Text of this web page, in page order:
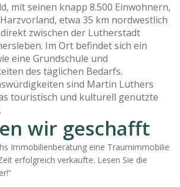
mit seinen knapp 8.500 Einwohnern,
etwa 35 km nordwestlich
direkt zwischen der Lutherstadt
Im Ort befindet sich ein
eine Grundschule und
des täglichen Bedarfs.
sind Martin Luthers
touristisch und kulturell genutzte
wir geschafft
Immobilienberatung eine Traumimmobilie
erfolgreich verkaufte. Lesen Sie die